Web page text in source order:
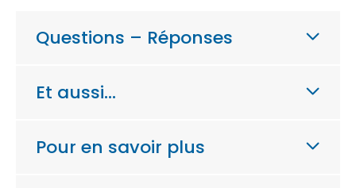
Questions – Réponses
Et aussi…
Pour en savoir plus